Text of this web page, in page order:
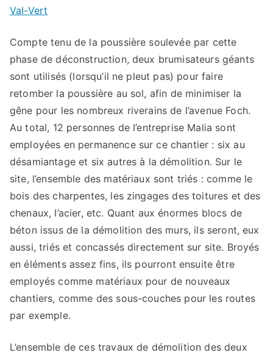
Val-Vert
Compte tenu de la poussière soulevée par cette
phase de déconstruction, deux brumisateurs géants
sont utilisés (lorsqu’il ne pleut pas) pour faire
retomber la poussière au sol, afin de minimiser la
gêne pour les nombreux riverains de l’avenue Foch.
Au total, 12 personnes de l’entreprise Malia sont
employées en permanence sur ce chantier : six au
désamiantage et six autres à la démolition. Sur le
site, l’ensemble des matériaux sont triés : comme le
bois des charpentes, les zingages des toitures et des
chenaux, l’acier, etc. Quant aux énormes blocs de
béton issus de la démolition des murs, ils seront, eux
aussi, triés et concassés directement sur site. Broyés
en éléments assez fins, ils pourront ensuite être
employés comme matériaux pour de nouveaux
chantiers, comme des sous-couches pour les routes
par exemple.
L’ensemble de ces travaux de démolition des deux